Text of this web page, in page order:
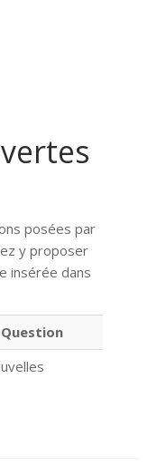
posées par
y proposer
insérée dans
Question